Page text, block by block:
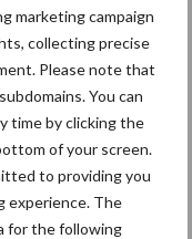
marketing campaign
collecting precise
Please note that
You can
time by clicking the
of your screen.
to providing you
experience. The
for the following
Fokkerij
Ligbox &